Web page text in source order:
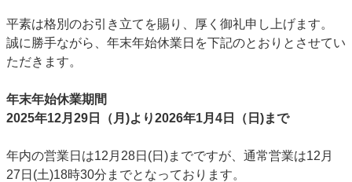
平素は格別のお引き立てを賜り、厚く御礼申し上げます。
誠に勝手ながら、年末年始休業日を下記のとおりとさせてい
ただきます。
年末年始休業期間
2025年12月 29 日（月 )より2026年1月 4 日（日 )まで
年内の営業日は12 月 28日 (日 )までですが、通常営業は12 月
27 日 (土)18時30分までとなっております。